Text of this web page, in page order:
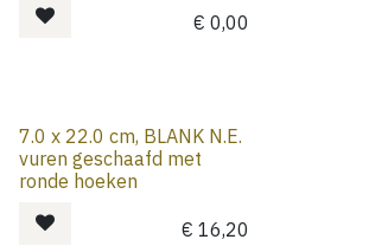
€ 0,00
7.0 x 22.0 cm, BLANK N.E.
vuren geschaafd met
ronde hoeken
€ 16,20